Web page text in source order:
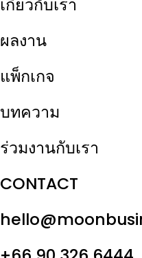
ผลงาน
แพ็กเกจ
บทความ
ร่วมงานกับเรา
CONTACT